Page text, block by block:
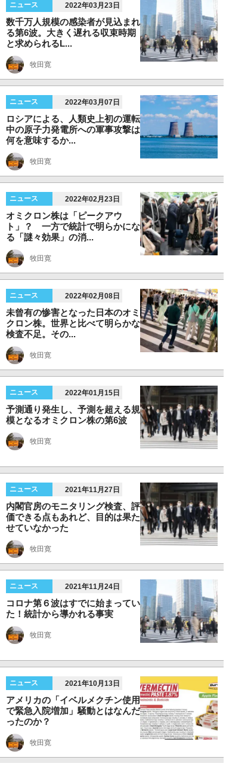
ニュース 2022年03月23日
数千万人規模の感染者が見込まれ
る第6波。大きく遅れる収束時期
と求められるL...
牧田寛
ニュース 2022年03月07日
ロシアによる、人類史上初の運転
中の原子力発電所への軍事攻撃は
何を意味するか...
牧田寛
ニュース 2022年02月23日
オミクロン株は「ピークアウ
ト」？ 一方で統計で明らかにな
る「謎々効果」の消...
牧田寛
ニュース 2022年02月08日
未曾有の惨害となった日本のオミ
クロン株。世界と比べて明らかな
検査不足。その...
牧田寛
ニュース 2022年01月15日
予測通り発生し、予測を超える規
模となるオミクロン株の第6波
牧田寛
ニュース 2021年11月27日
内閣官房のモニタリング検査、評
価できる点もあれど、目的は果た
せていなかった
牧田寛
ニュース 2021年11月24日
コロナ第６波はすでに始まってい
た！統計から導かれる事実
牧田寛
ニュース 2021年10月13日
アメリカの「イベルメクチン使用
で緊急入院増加」騒動とはなんだ
ったのか？
牧田寛